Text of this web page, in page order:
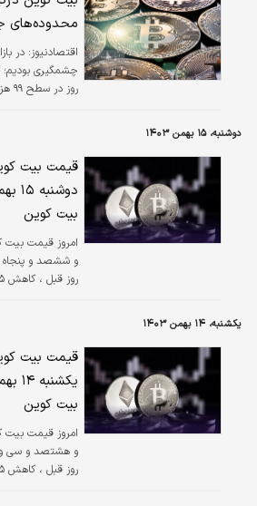
محدوده‌های
اقتصادنیوز: در
چشمگیری
دلار رسید.
دوشنبه، ۱۵ بهمن ۱۴۰۳
قیمت بیت
بیت کوین
و ششصد و پنجاه
روز قبل ، کاهش ۴.۳۵ درصدی داشته است.
یکشنبه، ۱۴ بهمن ۱۴۰۳
قیمت بیت
بیت کوین
و هشتصد و سی و
روز قبل ، کاهش ۲.۳۵ درصدی داشته است.